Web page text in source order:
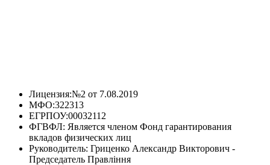
Лицензия:№2 от 7.08.2019
МФО:322313
ЕГРПОУ:00032112
ФГВФЛ: Является членом Фонд гарантирования
вкладов физических лиц
Руководитель: Гриценко Александр Викторович -
Председатель Пpавлiння